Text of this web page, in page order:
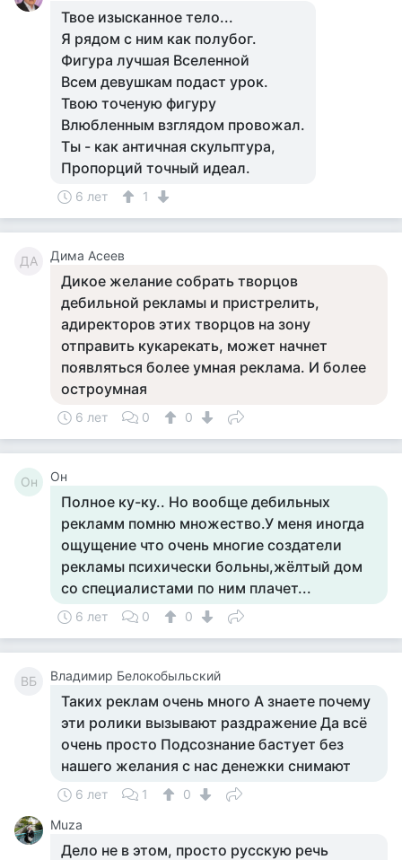
Твое изысканное тело...
Я рядом с ним как полубог.
Фигура лучшая Вселенной
Всем девушкам подаст урок.
Твою точеную фигуру
Влюбленным взглядом провожал.
Ты - как античная скульптура,
Пропорций точный идеал.
6 лет 1
ДА Дима Асеев
Дикое желание собрать творцов
дебильной рекламы и пристрелить,
адиректоров этих творцов на зону
отправить кукарекать, может начнет
появляться более умная реклама. И более
остроумная
6 лет 0 0
Он Он
Полное ку-ку.. Но вообще дебильных
рекламм помню множество.У меня иногда
ощущение что очень многие создатели
рекламы психически больны,жёлтый дом
со специалистами по ним плачет...
6 лет 0 0
ВБ Владимир Белокобыльский
Таких реклам очень много А знаете почему
эти ролики вызывают раздражение Да всё
очень просто Подсознание бастует без
нашего желания с нас денежки снимают
6 лет 1
0
Muza
Дело не в этом, просто русскую речь